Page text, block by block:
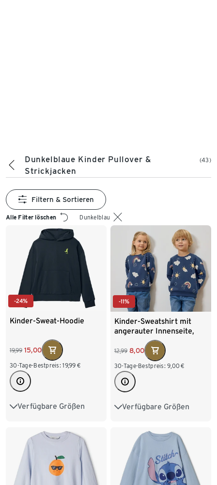
Dunkelblaue Kinder Pullover &
Strickjacken
(43)
Alle Filter löschen Dunkelblau
Filtern & Sortieren
-24%
Kinder-Sweat-Hoodie
19,99 15,00
30-Tage-Bestpreis: 19,99 €
Verfügbare Größen
110/116 122/128
158/164
-11%
Kinder-Sweatshirt mit
angerauter Innenseite,
dunkelblau
12,99 8,00
30-Tage-Bestpreis: 9,00 €
Verfügbare Größen
86/92 98/104